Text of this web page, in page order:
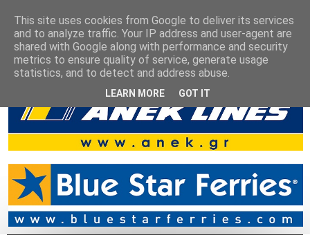
This site uses cookies from Google to deliver its services
and to analyze traffic. Your IP address and user-agent are
shared with Google along with performance and security
metrics to ensure quality of service, generate usage
statistics, and to detect and address abuse.
LEARN MORE GOT IT